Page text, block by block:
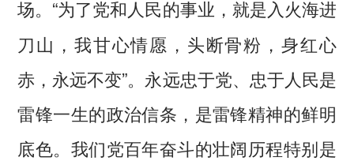
场。 “为了党和人民的事业，就是入火海进
刀山，我甘心情愿，头断骨粉，身红心
赤，永远不变”。永远忠于党、忠于人民是
雷锋一生的政治信条，是雷锋精神的鲜明
底色。我们党百年奋斗的壮阔历程特别是